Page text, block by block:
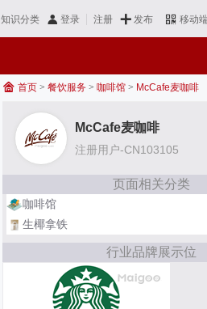
知识分类 登录 注册 发布 移动
首页 > 餐饮服务 > 咖啡馆 > McCafe麦咖啡
McCafe麦咖啡
注册用户-CN103105
页面相关分类
咖啡馆
生椰拿铁
行业品牌展示位